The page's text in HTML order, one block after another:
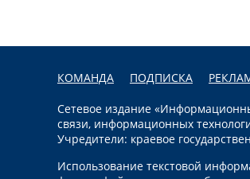
КОМАНДА ПОДПИСКА
Сетевое издание
связи, информационных
Учредители: краевое
Использование текстовой